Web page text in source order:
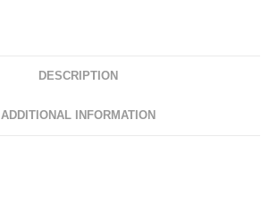
DESCRIPTION
ADDITIONAL INFORMATION